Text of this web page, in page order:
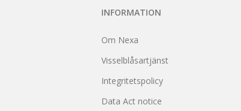
INFORMATION
Om Nexa
Visselblåsartjänst
Integritetspolicy
Data Act notice